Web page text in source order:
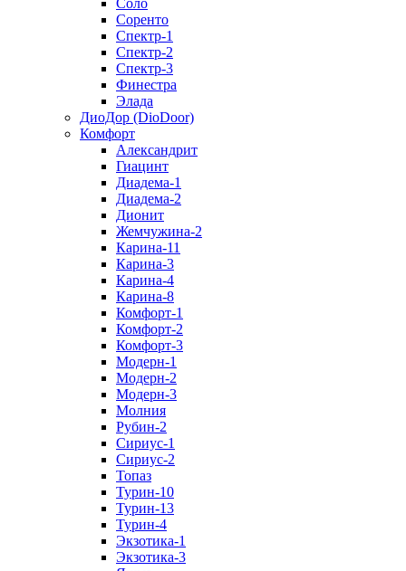
Соло
Соренто
Спектр-1
Спектр-2
Спектр-3
Финестра
Элада
ДиоДор (DioDoor)
Комфорт
Алекcандрит
Гиацинт
Диадема-1
Диадема-2
Дионит
Жемчужина-2
Карина-11
Карина-3
Карина-4
Карина-8
Комфорт-1
Комфорт-2
Комфорт-3
Модерн-1
Модерн-2
Модерн-3
Молния
Рубин-2
Сириус-1
Сириус-2
Топаз
Турин-10
Турин-13
Турин-4
Экзотика-1
Экзотика-3